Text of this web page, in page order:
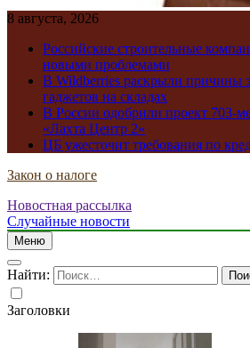
8 августа, 2026
Российские строительные
новыми проблемами
В Wildberries раскрыли причины
гаджетов на складах
В России одобрили проект 703-
«Лахта Центр 2»
ЦБ ужесточит требования по
Закон о налоге
Новостная рассылка
Случайные новости
Меню
Найти:
Заголовки